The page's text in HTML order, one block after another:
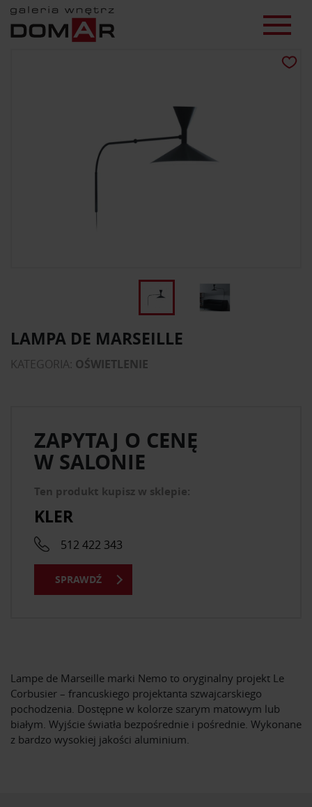
LAMPA DE MARSEILLE
KATEGORIA: OŚWIETLENIE
Lampe de Marseille marki Nemo to oryginalny projekt Le
Corbusier – francuskiego projektanta szwajcarskiego
pochodzenia. Dostępne w kolorze szarym matowym lub
białym. Wyjście światła bezpośrednie i pośrednie. Wykonane
z bardzo wysokiej jakości aluminium.
ZAPYTAJ O CENĘ
W SALONIE
Ten produkt kupisz w sklepie:
KLER
512 422 343
SPRAWDŹ